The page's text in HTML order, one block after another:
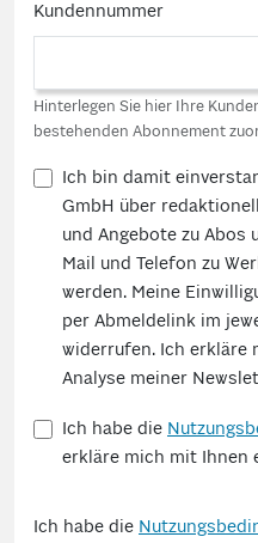
Kundennummer
Hinterlegen Sie hier Ihre
bestehenden Abonnement
Ich bin damit
GmbH über
und Angebote zu Abos
Mail und Telefon zu
werden. Meine
per Abmeldelink im
widerrufen. Ich erkläre
Analyse meiner
Ich habe die
erkläre mich mit Ihnen
Ich habe die